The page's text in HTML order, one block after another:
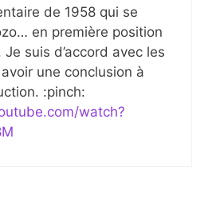
de 1958 qui se
en première position
Je suis d’accord avec les
une conclusion à
:pinch:
watch?